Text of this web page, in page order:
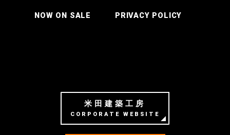
NOW ON SALE PRIVACY POLICY
米田建築工房
CORPORATE WEBSITE